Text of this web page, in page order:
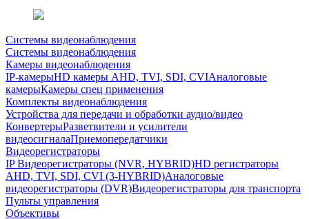
Системы видеонаблюдения
Системы видеонаблюдения
Камеры видеонаблюдения
IP-камерыHD камеры AHD, TVI, SDI, CVIАналоговые
камерыКамеры спец применения
Комплекты видеонаблюдения
Устройства для передачи и обработки аудио/видео
КонвертерыРазветвители и усилители
видеосигналаПриемопередатчики
Видеорегистраторы
IP Видеорегистраторы (NVR, HYBRID)HD регистраторы
AHD, TVI, SDI, CVI (3-HYBRID)Аналоговые
видеорегистраторы (DVR)Видеорегистраторы для транспорта
Пульты управления
Объективы